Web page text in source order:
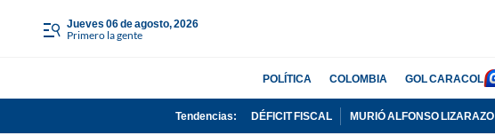
jueves 06 de agosto, 2026
Primero la gente
POLÍTICA COLOMBIA GOL CARACOL
Tendencias: DÉFICIT FISCAL MURIÓ ALFONSO LIZARAZO